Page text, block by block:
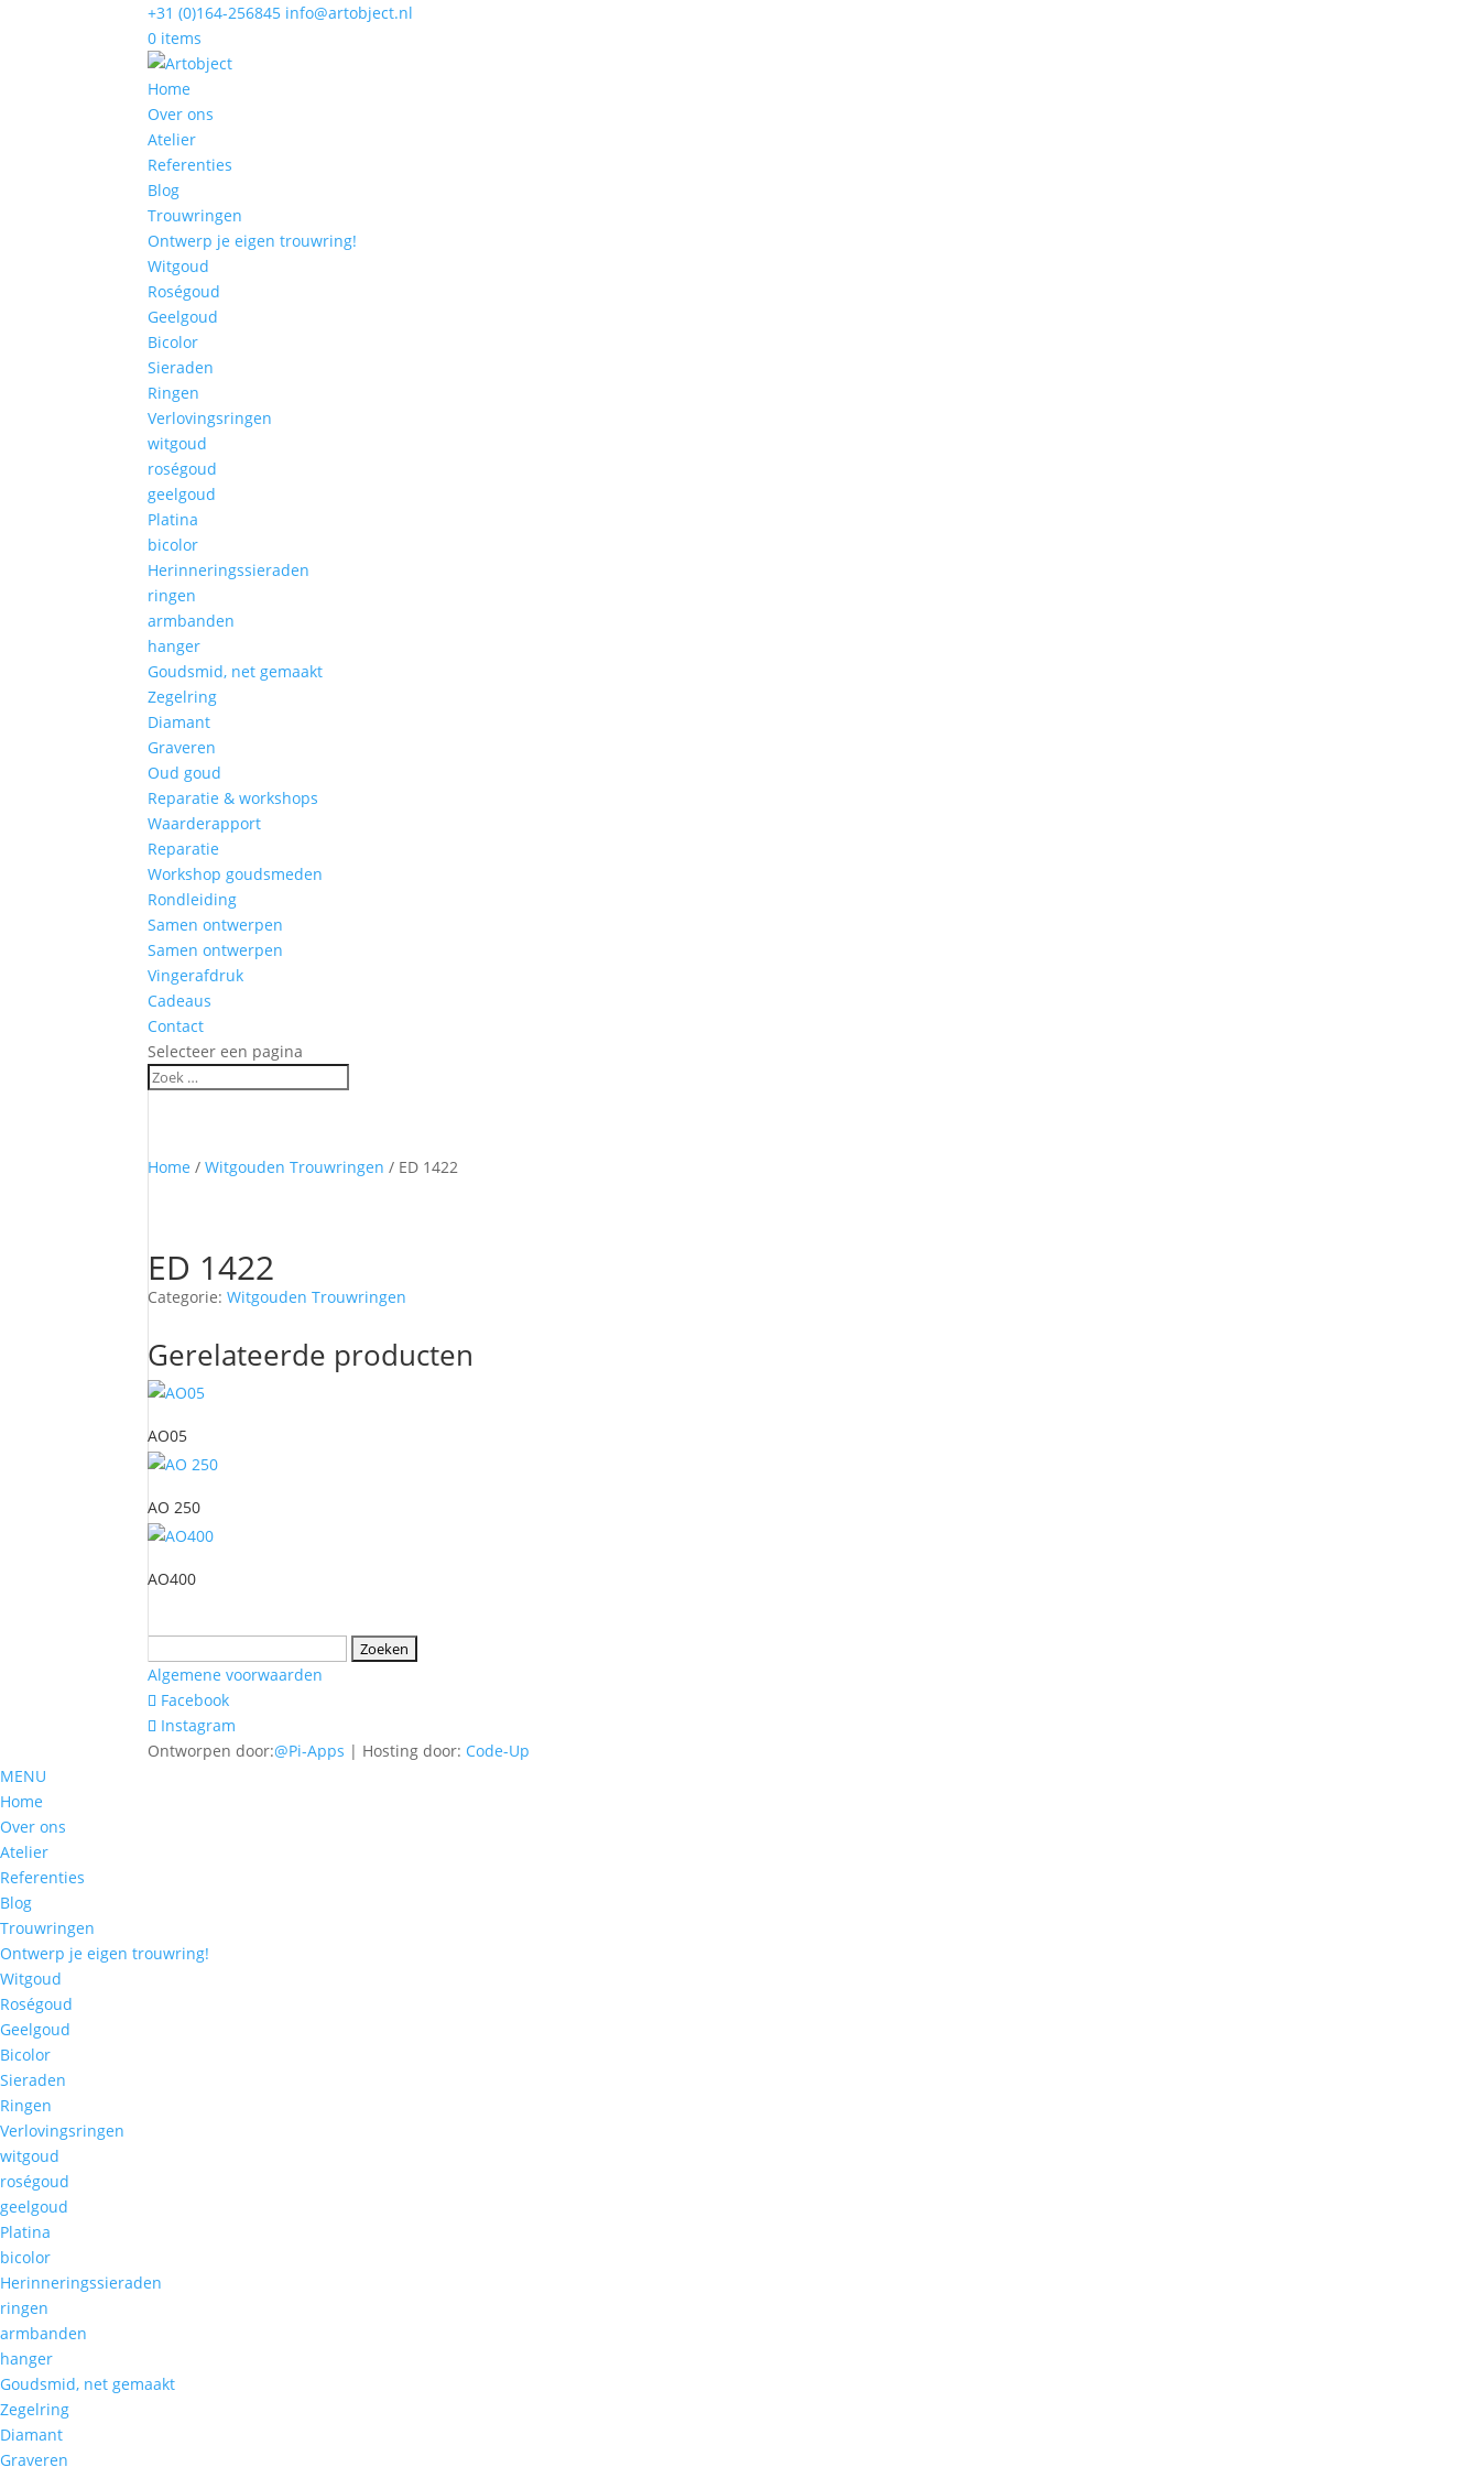
+31 (0)164-256845 info@artobject.nl
0 items
Home
Over ons
Atelier
Referenties
Blog
Trouwringen
Ontwerp je eigen trouwring!
Witgoud
Roségoud
Geelgoud
Bicolor
Sieraden
Ringen
Verlovingsringen
witgoud
roségoud
geelgoud
Platina
bicolor
Herinneringssieraden
ringen
armbanden
hanger
Goudsmid, net gemaakt
Zegelring
Diamant
Graveren
Oud goud
Reparatie & workshops
Waarderapport
Reparatie
Workshop goudsmeden
Rondleiding
Samen ontwerpen
Samen ontwerpen
Vingerafdruk
Cadeaus
Contact
Selecteer een pagina
Home /Witgouden Trouwringen / ED 1422
ED 1422
Categorie:Witgouden Trouwringen
Gerelateerde producten
AO05
AO 250
AO400
naar:
Algemene voorwaarden
Facebook
Instagram
Ontworpen door:@Pi-Apps | Hosting door: Code-Up
MENU
Home
Over ons
Atelier
Referenties
Blog
Trouwringen
Ontwerp je eigen trouwring!
Witgoud
Roségoud
Geelgoud
Bicolor
Sieraden
Ringen
Verlovingsringen
witgoud
roségoud
geelgoud
Platina
bicolor
Herinneringssieraden
ringen
armbanden
hanger
Goudsmid, net gemaakt
Zegelring
Diamant
Graveren